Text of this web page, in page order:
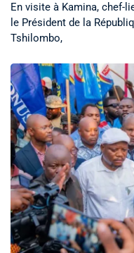
En visite à Kamina, chef-
le Président de la
Tshilombo,